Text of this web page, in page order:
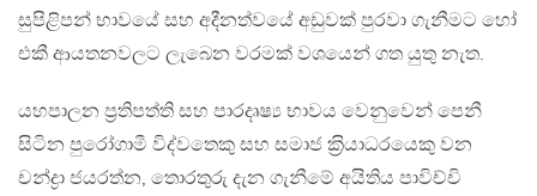
සුපිළිපන් භාවයේ සහ අදීනත්වයේ අඩුවක් පුරවා ගැනීමට හෝ
එකී ආයතනවලට ලැබෙන වරමක් වශයෙන් ගත යුතු නැත.
යහපාලන ප‍්‍රතිපත්ති සහ පාරදෘෂ්‍ය භාවය වෙනුවෙන් පෙනී
සිටින පුරෝගාමී විද්වතෙකු සහ සමාජ ක‍්‍රියාධරයෙකු වන
චන්ද්‍රා ජයරත්න, තොරතුරු දැන ගැනීමේ අයිතිය පාවිච්චි